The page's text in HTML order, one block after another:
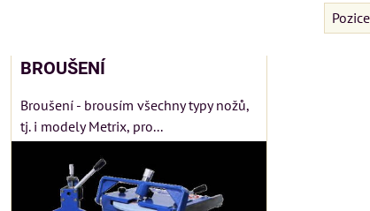
Pozice
BROUŠENÍ
Broušení - brousím všechny typy nožů,
tj. i modely Metrix, pro...